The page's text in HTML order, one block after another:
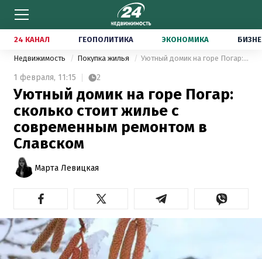
24 КАНАЛ ГЕОПОЛИТИКА ЭКОНОМИКА
Недвижимость Покупка жилья Уютный домик на горе Погар: сколько стоит жилье с современным ремонтом в Славском
1 февраля, 11:15 2
Уютный домик на горе Погар:
сколько стоит жилье с
современным ремонтом в
Славском
Марта Левицкая